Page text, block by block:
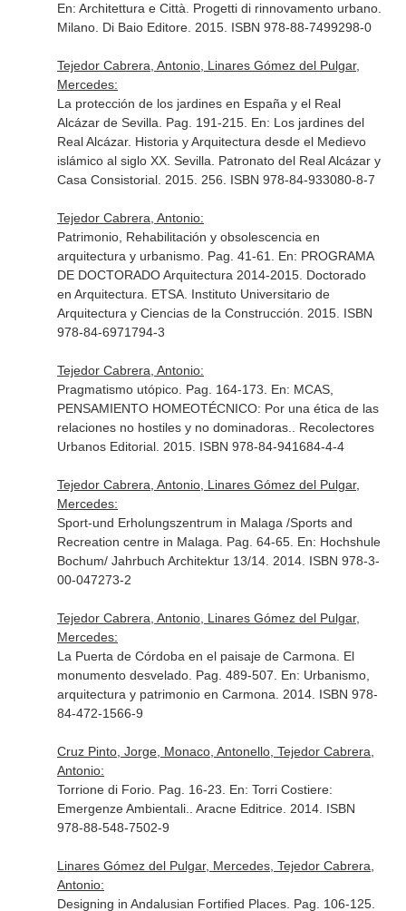
En: Architettura e Città. Progetti di rinnovamento urbano.
Milano. Di Baio Editore. 2015. ISBN 978-88-7499298-0
Tejedor Cabrera, Antonio, Linares Gómez del Pulgar,
Mercedes:
La protección de los jardines en España y el Real
Alcázar de Sevilla. Pag. 191-215. En: Los jardines del
Real Alcázar. Historia y Arquitectura desde el Medievo
islámico al siglo XX. Sevilla. Patronato del Real Alcázar y
Casa Consistorial. 2015. 256. ISBN 978-84-933080-8-7
Tejedor Cabrera, Antonio:
Patrimonio, Rehabilitación y obsolescencia en
arquitectura y urbanismo. Pag. 41-61. En: PROGRAMA
DE DOCTORADO Arquitectura 2014-2015. Doctorado
en Arquitectura. ETSA. Instituto Universitario de
Arquitectura y Ciencias de la Construcción. 2015. ISBN
978-84-6971794-3
Tejedor Cabrera, Antonio:
Pragmatismo utópico. Pag. 164-173. En: MCAS,
PENSAMIENTO HOMEOTÉCNICO: Por una ética de las
relaciones no hostiles y no dominadoras.
. Recolectores
Urbanos Editorial. 2015. ISBN 978-84-941684-4-4
Tejedor Cabrera, Antonio, Linares Gómez del Pulgar,
Mercedes:
Sport-und Erholungszentrum in Malaga /Sports and
Recreation centre in Malaga. Pag. 64-65. En: Hochshule
Bochum/ Jahrbuch Architektur 13/14. 2014. ISBN 978-3-
00-047273-2
Tejedor Cabrera, Antonio, Linares Gómez del Pulgar,
Mercedes:
La Puerta de Córdoba en el paisaje de Carmona. El
monumento desvelado. Pag. 489-507. En: Urbanismo,
arquitectura y patrimonio en Carmona . 2014. ISBN 978-
84-472-1566-9
Cruz Pinto, Jorge, Monaco, Antonello, Tejedor Cabrera,
Antonio:
Torrione di Forio. Pag. 16-23. En: Torri Costiere:
Emergenze Ambientali.
. Aracne Editrice. 2014. ISBN
978-88-548-7502-9
Linares Gómez del Pulgar, Mercedes, Tejedor Cabrera,
Antonio:
Designing in Andalusian Fortified Places. Pag. 106-125.